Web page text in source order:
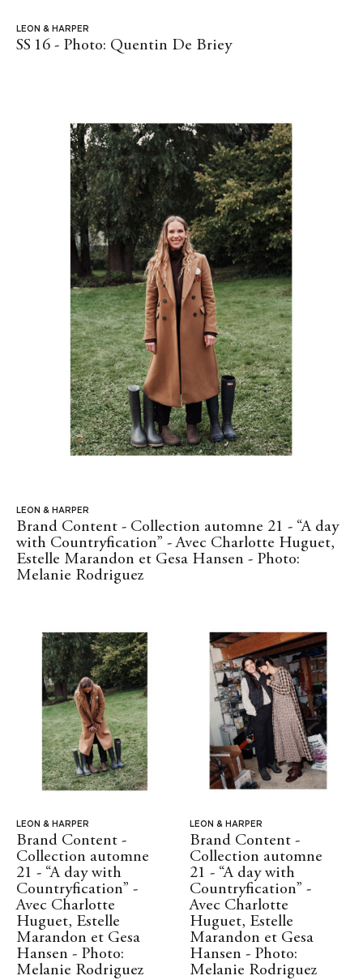
LEON & HARPER
SS 16 - Photo: Quentin De Briey
LEON & HARPER
Brand Content - Collection automne 21 - “A day
with Countryfication” - Avec Charlotte Huguet,
Estelle Marandon et Gesa Hansen - Photo:
Melanie Rodriguez
LEON & HARPER
Brand Content -
Collection automne
21 - “A day with
Countryfication” -
Avec Charlotte
Huguet, Estelle
Marandon et Gesa
Hansen - Photo:
Melanie Rodriguez
LEON & HARPER
Brand Content -
Collection automne
21 - “A day with
Countryfication” -
Avec Charlotte
Huguet, Estelle
Marandon et Gesa
Hansen - Photo:
Melanie Rodriguez